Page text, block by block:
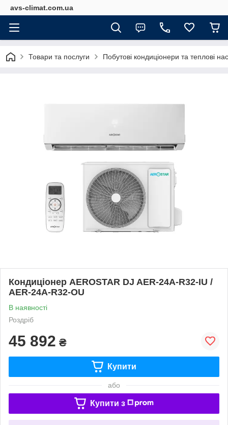
avs-climat.com.ua
Товари та послуги Побутові кондиціонери та теплові
Кондиціонер AEROSTAR DJ AER-24A-R32-IU /
AER-24A-R32-OU
В наявності
Роздріб
45 892 ₴
Купити
або
Купити з